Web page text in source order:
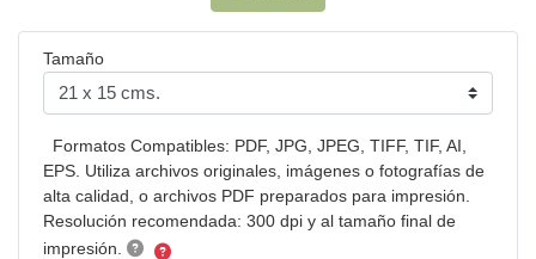
Tamaño
Formatos Compatibles: PDF, JPG, JPEG, TIFF, TIF, AI,
EPS. Utiliza archivos originales, imágenes o fotografías de
alta calidad, o archivos PDF preparados para impresión.
Resolución recomendada: 300 dpi y al tamaño final de
impresión.